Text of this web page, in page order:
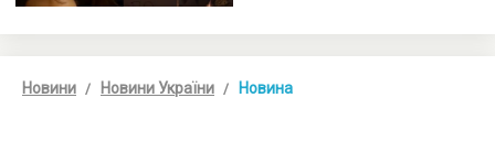
Новини Новини України Новина